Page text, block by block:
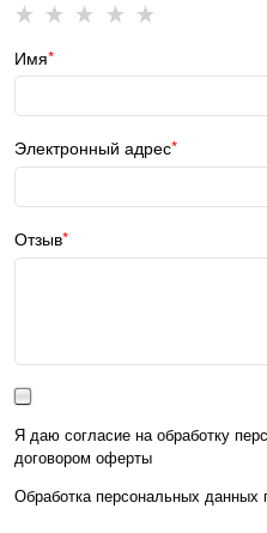
Имя
Электронный адрес
Отзыв
Я даю согласие на обработку
договором оферты
Обработка персональных данных